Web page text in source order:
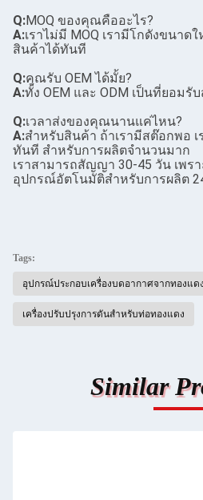
Q:MOQ ของคุณคืออะไร?
A:เราไม่มี MOQ เรามีโกดังขนาด
สินค้าได้ทันที
Q:คุณรับ OEM ได้มั้ย?
A:ทั้ง OEM และ ODM เป็นที่ยอมรั
Q:เวลาส่งของคุณนานแค่ไหน?
A:สําหรับสินค้า ถ้าเรามีสต๊อกพอ
ทันที สําหรับการผลิตจํานวนมาก
เราสามารถสัญญา 30-45 วัน เพร
อุปกรณ์อัตโนมัติสําหรับการผลิต
Tags:
อุปกรณ์ประกอบเครื่องบดอากาศจากทองแดง
เครื่องปรับปรุงการดันสําหรับท่อทองแดง
Similar